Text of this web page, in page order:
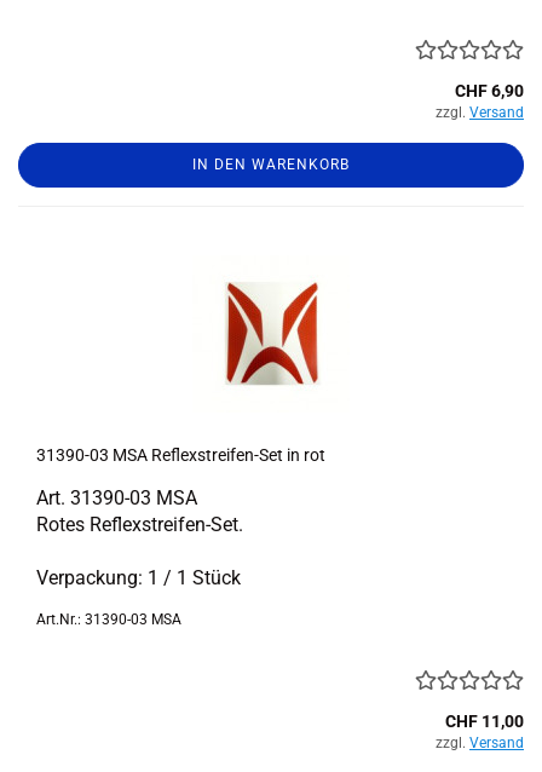
CHF 6,90
zzgl. Versand
IN DEN WARENKORB
31390-​​03 MSA Reflexstreifen-​​Set in rot
Art. 31390-​03 MSA
‌Rotes Reflexstreifen-​Set.
Ver­pa­ckung: 1 / 1 Stück
Art.Nr.: 31390-03 MSA
CHF 11,00
zzgl. Versand